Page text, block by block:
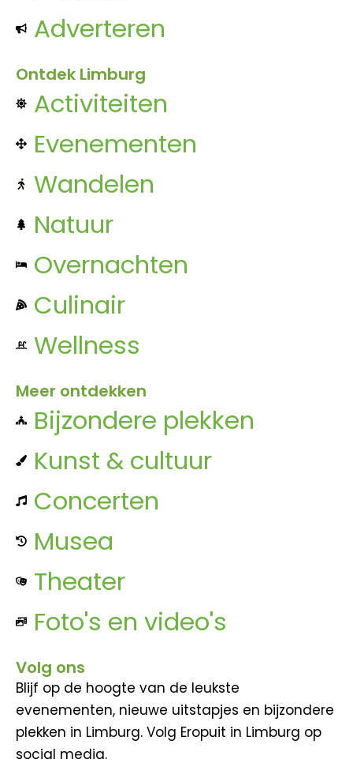
Adverteren
Ontdek Limburg
Activiteiten
Evenementen
Wandelen
Natuur
Overnachten
Culinair
Wellness
Meer ontdekken
Bijzondere plekken
Kunst & cultuur
Concerten
Musea
Theater
Foto's en video's
Volg ons
Blijf op de hoogte van de leukste
evenementen, nieuwe uitstapjes en bijzondere
plekken in Limburg. Volg Eropuit in Limburg op
social media.